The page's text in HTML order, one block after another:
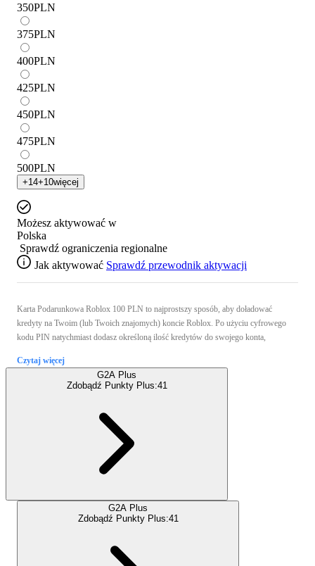
350PLN
375PLN
400PLN
425PLN
450PLN
475PLN
500PLN
+14+10więcej
Możesz aktywować w
Polska
Sprawdź ograniczenia regionalne
Jak aktywować Sprawdź przewodnik aktywacji
Karta Podarunkowa Roblox 100 PLN to najprostszy sposób, aby doładować
kredyty na Twoim (lub Twoich znajomych) koncie Roblox. Po użyciu cyfrowego
kodu PIN natychmiast dodasz określoną ilość kredytów do swojego konta,
Czytaj więcej
G2A Plus
Zdobądź Punkty Plus:41
G2A Plus
Zdobądź Punkty Plus:41